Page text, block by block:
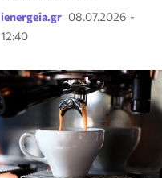
ienergeia.gr 08.07.2026 -
12:40